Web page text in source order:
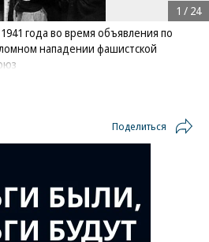
года во время объявления по
нападении фашистской
Новости
1 / 24
Поделиться